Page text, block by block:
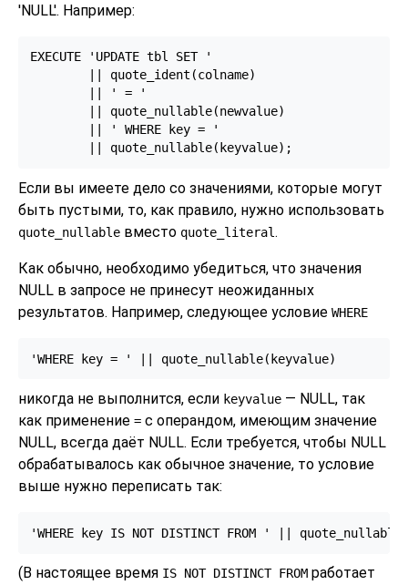
'NULL'. Например:
EXECUTE 'UPDATE tbl SET '
        || quote_ident(colname)
        || ' = '
        || quote_nullable(newvalue)
        || ' WHERE key = '
        || quote_nullable(keyvalue);
Если вы имеете дело со значениями, которые могут
быть пустыми, то, как правило, нужно использовать
quote_nullable вместо quote_literal .
Как обычно, необходимо убедиться, что значения
NULL в запросе не принесут неожиданных
результатов. Например, следующее условие WHERE
'WHERE key = ' || quote_nullable(keyvalue)
никогда не выполнится, если keyvalue — NULL, так
как применение = с операндом, имеющим значение
NULL, всегда даёт NULL. Если требуется, чтобы NULL
обрабатывалось как обычное значение, то условие
выше нужно переписать так:
'WHERE key IS NOT DISTINCT FROM ' ||
(В настоящее время IS NOT DISTINCT FROM работает